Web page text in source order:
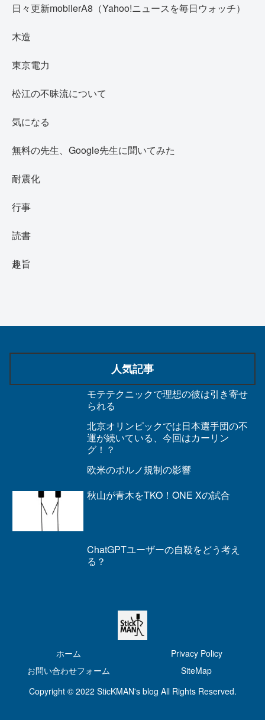
日々更新mobilerA8（Yahoo!ニュースを毎日ウォッチ）
木造
東京電力
松江の不昧流について
気になる
無料の先生、Google先生に聞いてみた
耐震化
行事
読書
趣旨
人気記事
モテテクニックで理想の彼は引き寄せ
られる
北京オリンピックでは日本選手団の不
運が続いている、今回はカーリン
グ！？
欧米のポルノ規制の影響
秋山が青木をTKO！ONE Xの試合
ChatGPTユーザーの自殺をどう考え
る？
ホーム
Privacy Policy
お問い合わせフォーム
SiteMap
Copyright © 2022 SticKMAN's blog All Rights Reserved.